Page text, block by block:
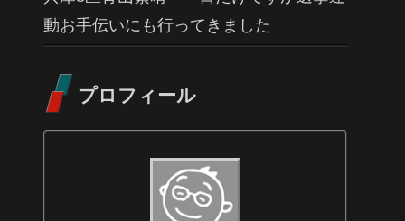
動お手伝いにも行ってきました
プロフィール